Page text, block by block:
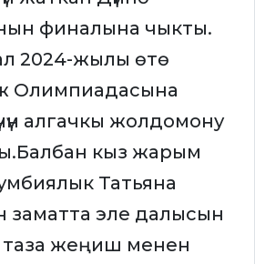
финалына чыкты.
2024-жылы өтө
Олимпиадасына
алгачкы жолдомону
кыз жарым
Татьяна
заматта эле далысын
жеңиш менен